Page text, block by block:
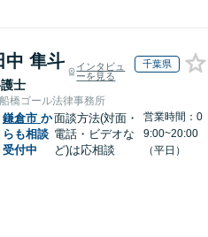
中 隼斗
士
インタビュ
ーを見る
千葉県
橋ゴール法律事務所
鎌倉市 か
らも相談
受付中
面談方法(対面・
電話・ビデオな
ど)は応相談
営業時間：0
9:00~20:00
（平日）